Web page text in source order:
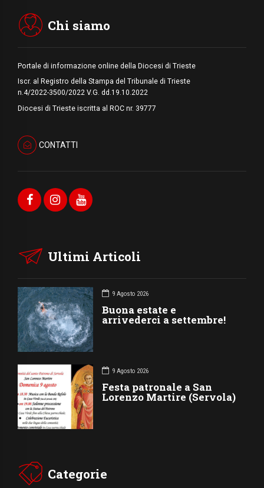
Chi siamo
Portale di informazione online della Diocesi di Trieste
Iscr. al Registro della Stampa del Tribunale di Trieste
n.4/2022-3500/2022 V.G. dd.19.10.2022
Diocesi di Trieste iscritta al ROC nr. 39777
CONTATTI
Ultimi Articoli
9 Agosto 2026
Buona estate e
arrivederci a settembre!
9 Agosto 2026
Festa patronale a San
Lorenzo Martire (Servola)
Categorie